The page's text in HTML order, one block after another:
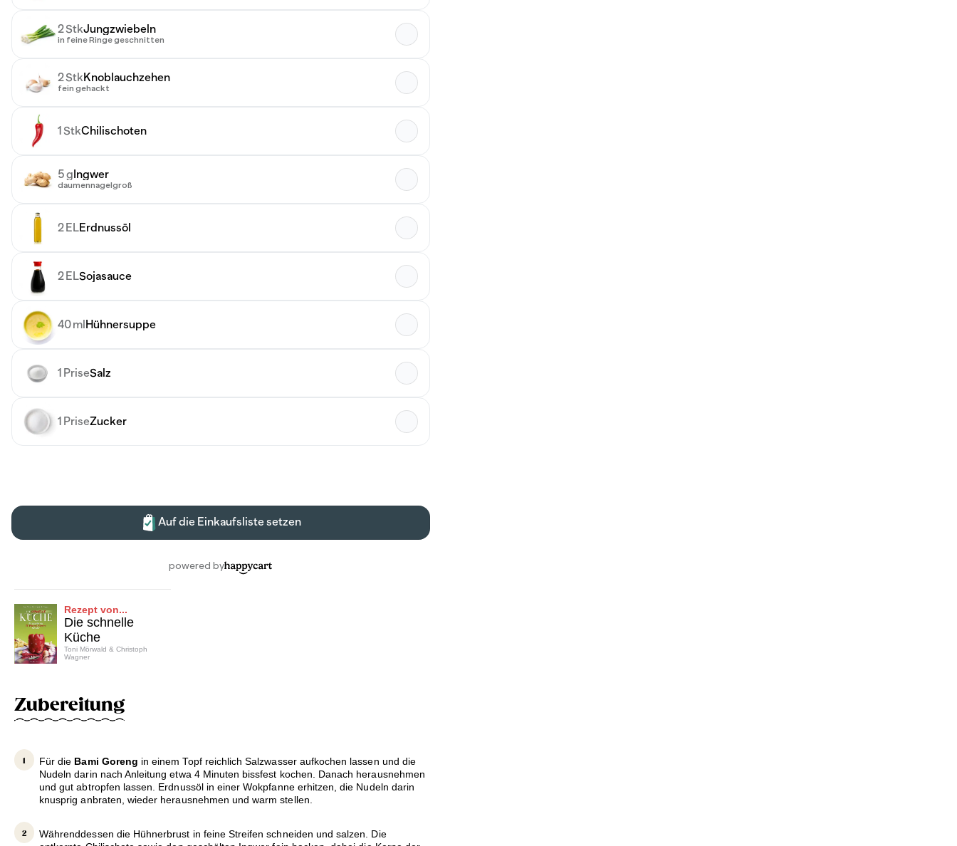
Rezept von...
Die schnelle
Küche
Toni Mörwald & Christoph
Wagner
Zubereitung
Für die Bami Goreng in einem Topf reichlich Salzwasser aufkochen lassen und die
Nudeln darin nach Anleitung etwa 4 Minuten bissfest kochen. Danach herausnehmen
und gut abtropfen lassen. Erdnussöl in einer Wokpfanne erhitzen, die Nudeln darin
knusprig anbraten, wieder herausnehmen und warm stellen.
Währenddessen die Hühnerbrust in feine Streifen schneiden und salzen. Die